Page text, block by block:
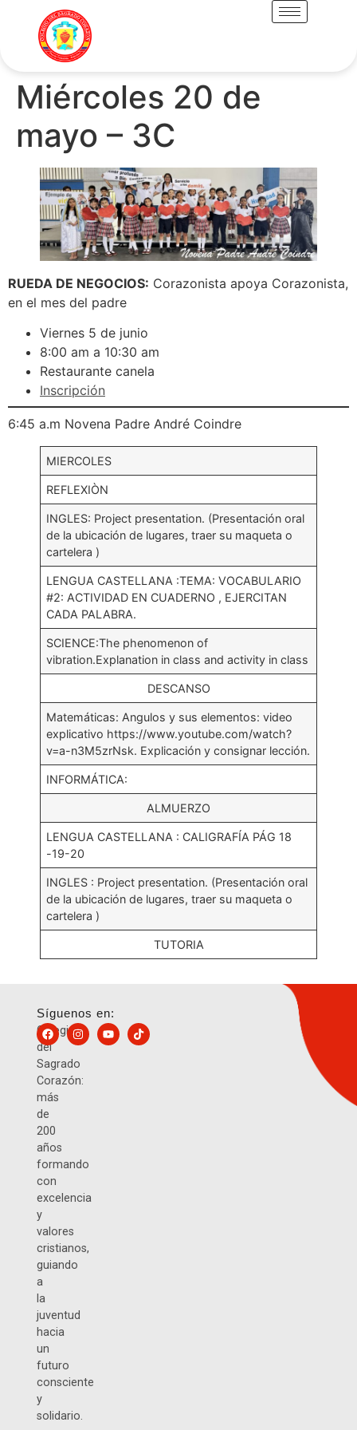
Miércoles 20 de
mayo – 3C
RUEDA DE NEGOCIOS: Corazonista apoya Corazonista,
en el mes del padre
Viernes 5 de junio
8:00 am a 10:30 am
Restaurante canela
Inscripción
6:45 a.m Novena Padre André Coindre
MIERCOLES
REFLEXIÒN
INGLES: Project presentation. (Presentación oral
de la ubicación de lugares, traer su maqueta o
cartelera )
LENGUA CASTELLANA :TEMA: VOCABULARIO
#2: ACTIVIDAD EN CUADERNO , EJERCITAN
CADA PALABRA.
SCIENCE:The phenomenon of
vibration.Explanation in class and activity in class
DESCANSO
Matemáticas: Angulos y sus elementos: video
explicativo https://www.youtube.com/watch?
v=a-n3M5zrNsk. Explicación y consignar lección.
INFORMÁTICA:
ALMUERZO
LENGUA CASTELLANA : CALIGRAFÍA PÁG 18
-19-20
INGLES : Project presentation. (Presentación oral
de la ubicación de lugares, traer su maqueta o
cartelera )
TUTORIA
Colegio
del
Sagrado
Corazón:
más
de
200
años
formando
con
excelencia
y
valores
cristianos,
guiando
a
la
juventud
hacia
un
futuro
consciente
y
solidario.
Síguenos en: